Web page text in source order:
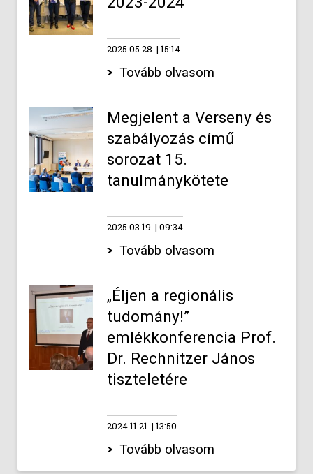
2025.05.28. 15:14
Tovább olvasom
Megjelent a Verseny és
szabályozás című
sorozat 15.
tanulmánykötete
2025.03.19. 09:34
Tovább olvasom
„Éljen a regionális
tudomány!”
emlékkonferencia Prof.
Dr. Rechnitzer János
tiszteletére
2024.11.21. 13:50
Tovább olvasom